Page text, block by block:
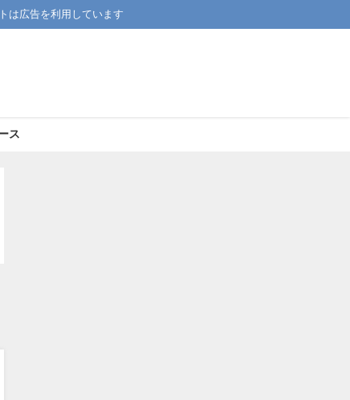
は広告を利用しています
ス